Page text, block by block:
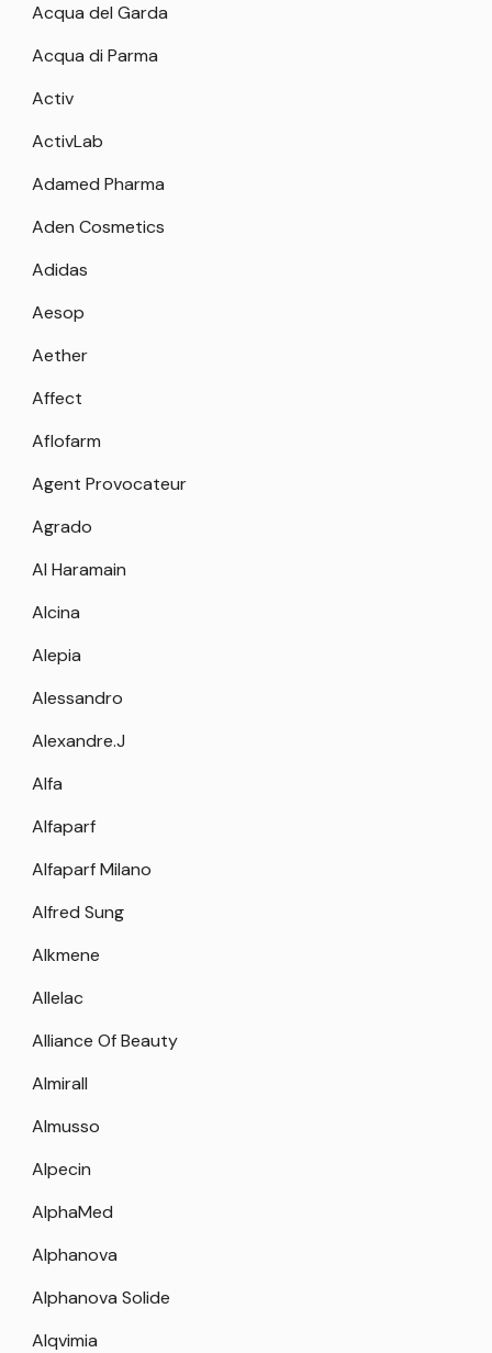
Acqua del Garda
Acqua di Parma
Activ
ActivLab
Adamed Pharma
Aden Cosmetics
Adidas
Aesop
Aether
Affect
Aflofarm
Agent Provocateur
Agrado
Al Haramain
Alcina
Alepia
Alessandro
Alexandre.J
Alfa
Alfaparf
Alfaparf Milano
Alfred Sung
Alkmene
Allelac
Alliance Of Beauty
Almirall
Almusso
Alpecin
AlphaMed
Alphanova
Alphanova Solide
Alqvimia